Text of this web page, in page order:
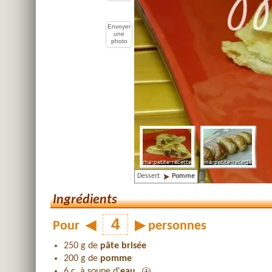
Envoyer
une
photo
Dessert Pomme
Ingrédients
Pour ◀ ▶ personnes
250 g de pâte brisée
200 g de pomme